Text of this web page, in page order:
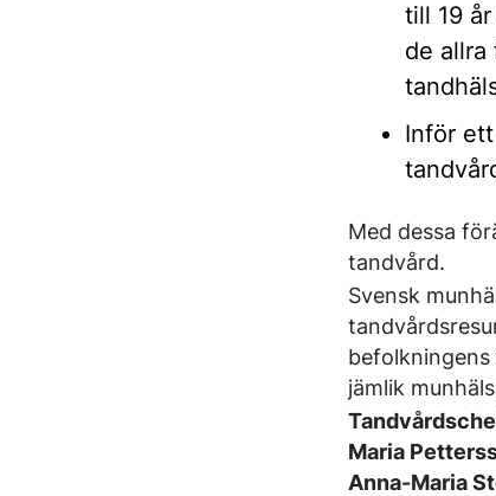
till 19
de allra
Inför
Med dessa
tandvård.
Svensk
jämlik
Maria
Anna-Maria